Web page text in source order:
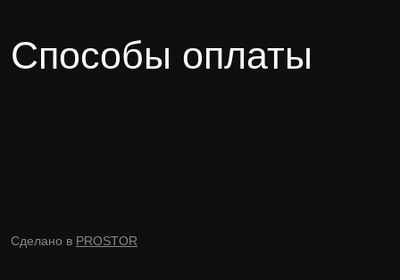
Способы оплаты
Сделано в PROSTOR